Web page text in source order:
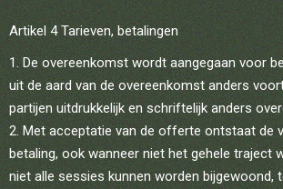
Artikel 4 Tarieven, betalingen
De overeenkomst wordt aangegaan voor
uit de aard van de overeenkomst anders
partijen uitdrukkelijk en schriftelijk anders
Met acceptatie van de offerte ontstaat de
betaling, ook wanneer niet het gehele traject
niet alle sessies kunnen worden bijgewoond,